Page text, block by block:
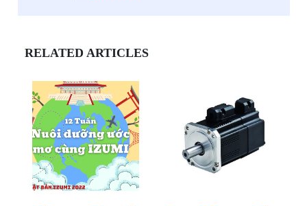
RELATED ARTICLES